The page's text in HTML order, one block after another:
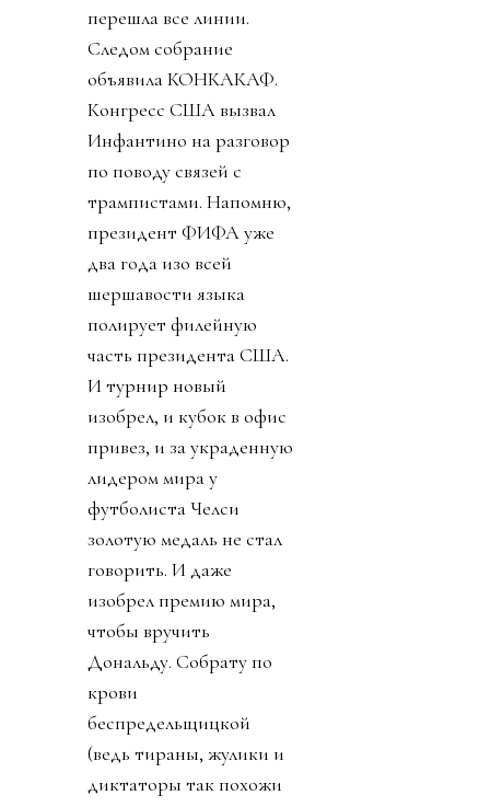
перешла все линии.
Следом собрание
объявила КОНКАКАФ.
Конгресс США вызвал
Инфантино на разговор
по поводу связей с
трампистами. Напомню,
президент ФИФА уже
два года изо всей
шершавости языка
полирует филейную
часть президента США.
И турнир новый
изобрел, и кубок в офис
привез, и за украденную
лидером мира у
футболиста Челси
золотую медаль не стал
говорить. И даже
изобрел премию мира,
чтобы вручить
Дональду. Собрату по
крови
беспредельщицкой
(ведь тираны, жулики и
диктаторы так похожи